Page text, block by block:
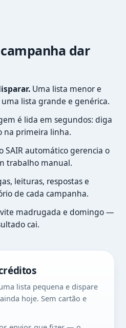
dar
Uma lista menor e
lista grande e genérica.
é lida em segundos: diga
na primeira linha.
SAIR automático gerencia o
trabalho manual.
leituras, respostas e
de cada campanha.
madrugada e domingo —
cai.
lista pequena e dispare
hoje. Sem cartão e